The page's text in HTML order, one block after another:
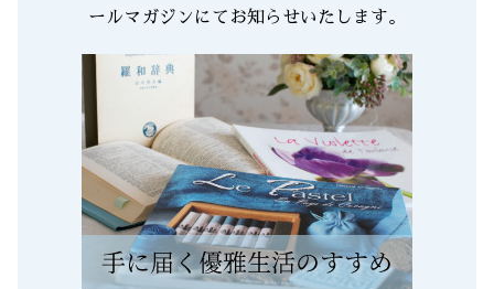
ールマガジンにてお知らせいたします。